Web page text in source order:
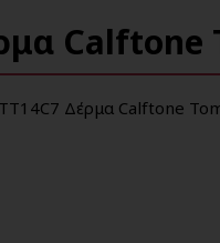
TT14C7 Δέρμα Calftone